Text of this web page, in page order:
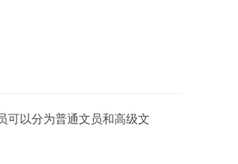
以分为普通文员和高级文